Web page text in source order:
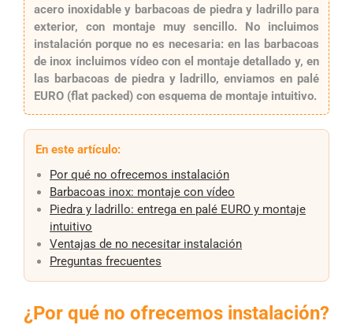
acero inoxidabley barbacoas de piedra y ladrillopara
exterior, con montaje muy sencillo. No incluimos
instalación porque no es necesaria: en las barbacoas
de inox incluimos vídeo con el montaje detallado y, en
las barbacoas de piedra y ladrillo, enviamos en palé
EURO (flat packed) con esquema de montaje intuitivo.
En este artículo:
Por qué no ofrecemos instalación
Barbacoas inox: montaje con vídeo
Piedra y ladrillo: entrega en palé EURO y montaje
intuitivo
Ventajas de no necesitar instalación
Preguntas frecuentes
¿Por qué no ofrecemos instalación?